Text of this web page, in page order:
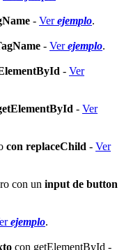
- Verejemplo.
- Verejemplo.
- Ver
- Ver
con replaceChild - Ver
con un input de button
ejemplo.
con getElementById -